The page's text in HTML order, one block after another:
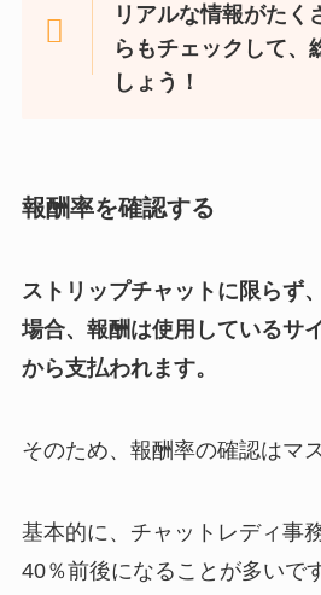
リアルな情報がたく
らもチェックして、
しょう！
報酬率を確認する
ストリップチャットに限らず
場合、報酬は使用しているサ
から支払われます。
そのため、報酬率の確認はマス
基本的に、チャットレディ事
40％前後になることが多いで